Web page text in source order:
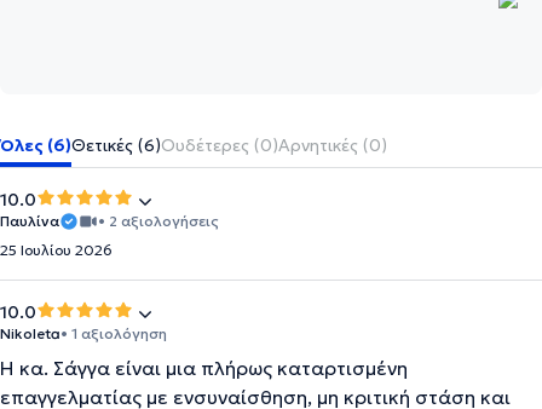
Όλες (6)Θετικές (6)Ουδέτερες (0)Αρνητικές (0)
10.0
Παυλίνα
• 2 αξιολογήσεις
25 Ιουλίου 2026
10.0
Nikoleta• 1 αξιολόγηση
Η κα. Σάγγα είναι μια πλήρως καταρτισμένη
επαγγελματίας με ενσυναίσθηση, μη κριτική στάση και